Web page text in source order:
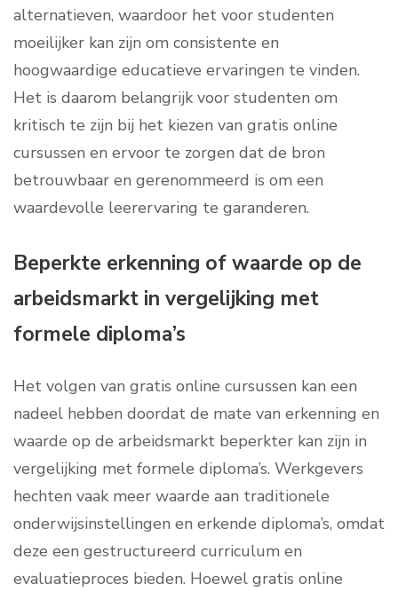
alternatieven, waardoor het voor studenten
moeilijker kan zijn om consistente en
hoogwaardige educatieve ervaringen te vinden.
Het is daarom belangrijk voor studenten om
kritisch te zijn bij het kiezen van gratis online
cursussen en ervoor te zorgen dat de bron
betrouwbaar en gerenommeerd is om een
waardevolle leerervaring te garanderen.
Beperkte erkenning of waarde op de
arbeidsmarkt in vergelijking met
formele diploma’s
Het volgen van gratis online cursussen kan een
nadeel hebben doordat de mate van erkenning en
waarde op de arbeidsmarkt beperkter kan zijn in
vergelijking met formele diploma’s. Werkgevers
hechten vaak meer waarde aan traditionele
onderwijsinstellingen en erkende diploma’s, omdat
deze een gestructureerd curriculum en
evaluatieproces bieden. Hoewel gratis online